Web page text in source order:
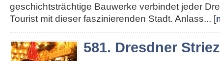
geschichtsträchtige Bauwerke verbindet jeder
Tourist mit dieser faszinierenden Stadt. Anlass... [
581. Dresdner